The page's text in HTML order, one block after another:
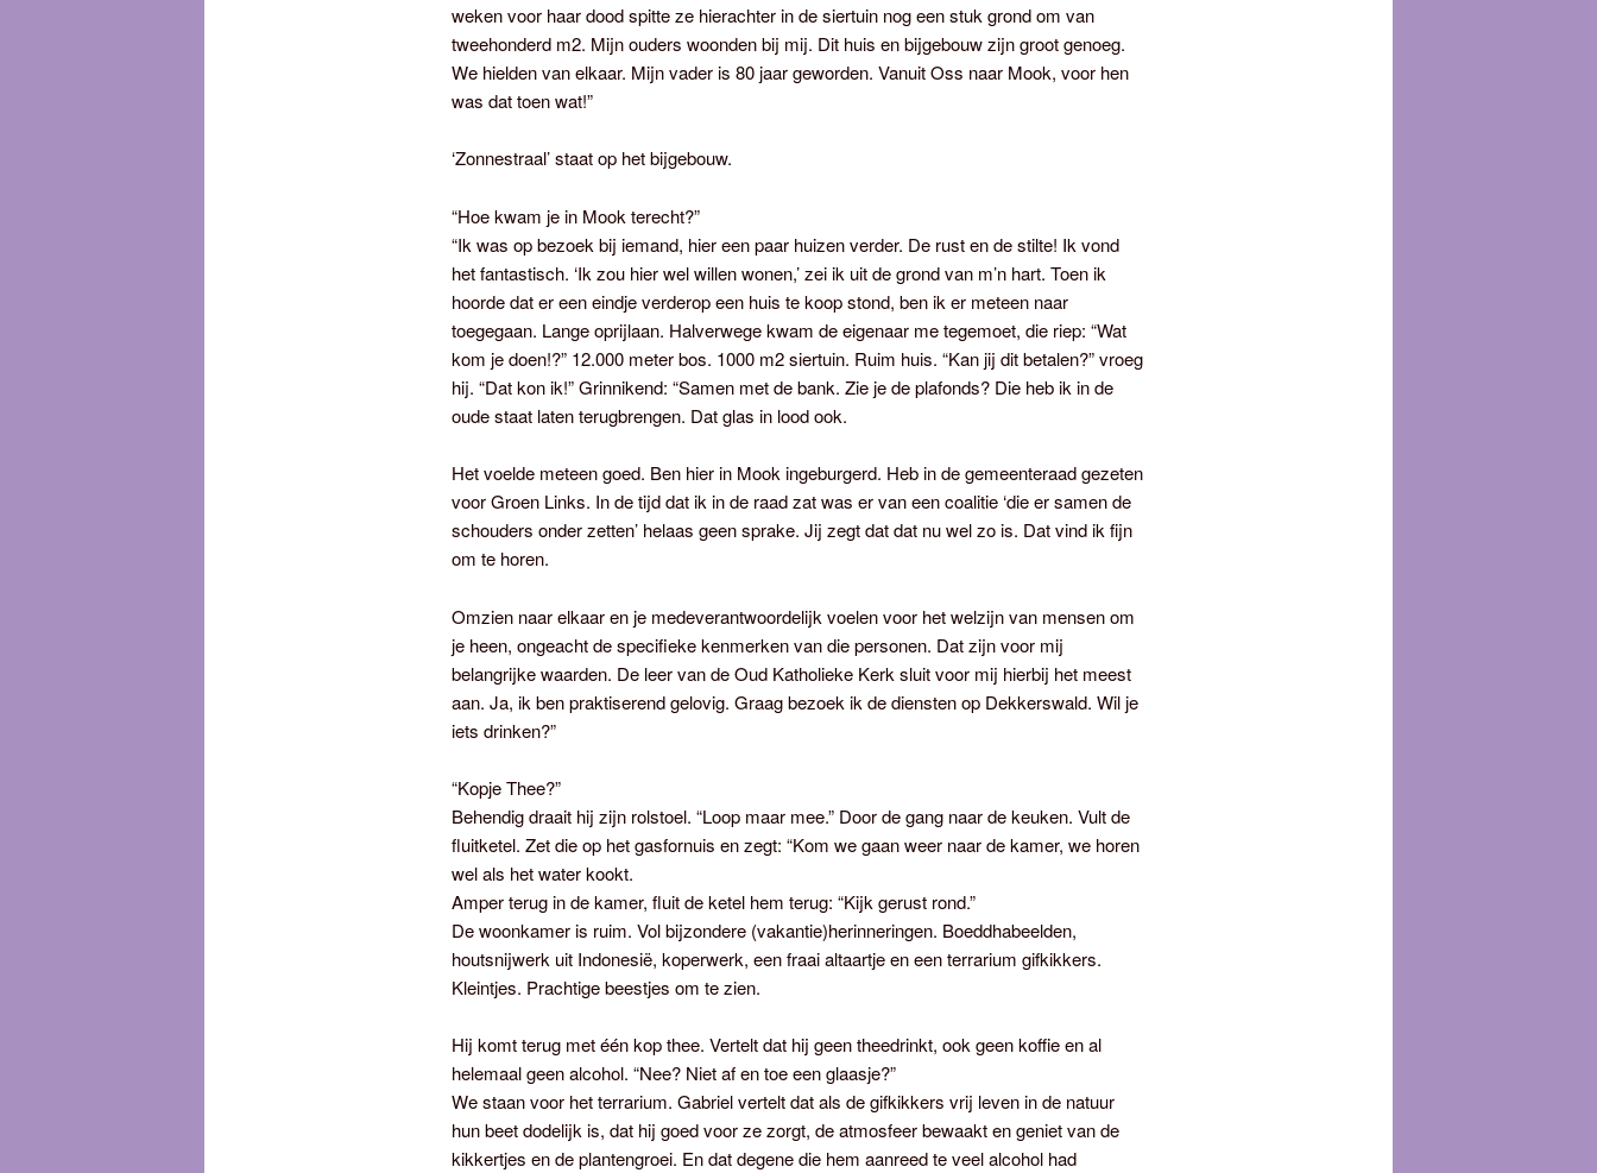
weken voor haar dood spitte ze hierachter in de siertuin nog een stuk grond om van
tweehonderd m2. Mijn ouders woonden bij mij. Dit huis en bijgebouw zijn groot genoeg.
We hielden van elkaar. Mijn vader is 80 jaar geworden. Vanuit Oss naar Mook, voor hen
was dat toen wat!”
‘Zonnestraal’ staat op het bijgebouw.
“Hoe kwam je in Mook terecht?”
“Ik was op bezoek bij iemand, hier een paar huizen verder. De rust en de stilte! Ik vond
het fantastisch. ‘Ik zou hier wel willen wonen,’ zei ik uit de grond van m’n hart. Toen ik
hoorde dat er een eindje verderop een huis te koop stond, ben ik er meteen naar
toegegaan. Lange oprijlaan. Halverwege kwam de eigenaar me tegemoet, die riep: “Wat
kom je doen!?” 12.000 meter bos. 1000 m2 siertuin. Ruim huis. “Kan jij dit betalen?” vroeg
hij. “Dat kon ik!” Grinnikend: “Samen met de bank. Zie je de plafonds? Die heb ik in de
oude staat laten terugbrengen. Dat glas in lood ook.
Het voelde meteen goed. Ben hier in Mook ingeburgerd. Heb in de gemeenteraad gezeten
voor Groen Links. In de tijd dat ik in de raad zat was er van een coalitie ‘die er samen de
schouders onder zetten’ helaas geen sprake. Jij zegt dat dat nu wel zo is. Dat vind ik fijn
om te horen.
Omzien naar elkaar en je medeverantwoordelijk voelen voor het welzijn van mensen om
je heen, ongeacht de specifieke kenmerken van die personen. Dat zijn voor mij
belangrijke waarden. De leer van de Oud Katholieke Kerk sluit voor mij hierbij het meest
aan. Ja, ik ben praktiserend gelovig. Graag bezoek ik de diensten op Dekkerswald. Wil je
iets drinken?”
“Kopje Thee?”
Behendig draait hij zijn rolstoel. “Loop maar mee.” Door de gang naar de keuken. Vult de
fluitketel. Zet die op het gasfornuis en zegt: “Kom we gaan weer naar de kamer, we horen
wel als het water kookt.
Amper terug in de kamer, fluit de ketel hem terug: “Kijk gerust rond.”
De woonkamer is ruim. Vol bijzondere (vakantie)herinneringen. Boeddhabeelden,
houtsnijwerk uit Indonesië, koperwerk, een fraai altaartje en een terrarium gifkikkers.
Kleintjes. Prachtige beestjes om te zien.
Hij komt terug met één kop thee. Vertelt dat hij geen theedrinkt, ook geen koffie en al
helemaal geen alcohol. “Nee? Niet af en toe een glaasje?”
We staan voor het terrarium. Gabriel vertelt dat als de gifkikkers vrij leven in de natuur
hun beet dodelijk is, dat hij goed voor ze zorgt, de atmosfeer bewaakt en geniet van de
kikkertjes en de plantengroei. En dat degene die hem aanreed te veel alcohol had